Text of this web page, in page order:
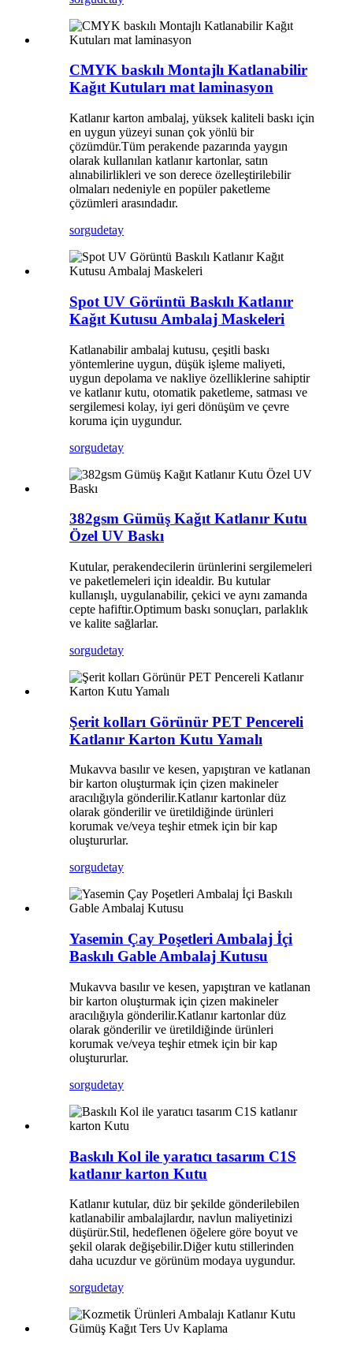
CMYK baskılı Montajlı Katlanabilir
Kağıt Kutuları mat laminasyon
Katlanır karton ambalaj, yüksek kaliteli baskı için
en uygun yüzeyi sunan çok yönlü bir
çözümdür.Tüm perakende pazarında yaygın
olarak kullanılan katlanır kartonlar, satın
alınabilirlikleri ve son derece özelleştirilebilir
olmaları nedeniyle en popüler paketleme
çözümleri arasındadır.
sorgudetay
Spot UV Görüntü Baskılı Katlanır
Kağıt Kutusu Ambalaj Maskeleri
Katlanabilir ambalaj kutusu, çeşitli baskı
yöntemlerine uygun, düşük işleme maliyeti,
uygun depolama ve nakliye özelliklerine sahiptir
ve katlanır kutu, otomatik paketleme, satması ve
sergilemesi kolay, iyi geri dönüşüm ve çevre
koruma için uygundur.
sorgudetay
382gsm Gümüş Kağıt Katlanır Kutu
Özel UV Baskı
Kutular, perakendecilerin ürünlerini sergilemeleri
ve paketlemeleri için idealdir. Bu kutular
kullanışlı, uygulanabilir, çekici ve aynı zamanda
cepte hafiftir.Optimum baskı sonuçları, parlaklık
ve kalite sağlarlar.
sorgudetay
Şerit kolları Görünür PET Pencereli
Katlanır Karton Kutu Yamalı
Mukavva basılır ve kesen, yapıştıran ve katlanan
bir karton oluşturmak için çizen makineler
aracılığıyla gönderilir.Katlanır kartonlar düz
olarak gönderilir ve üretildiğinde ürünleri
korumak ve/veya teşhir etmek için bir kap
oluştururlar.
sorgudetay
Yasemin Çay Poşetleri Ambalaj İçi
Baskılı Gable Ambalaj Kutusu
Mukavva basılır ve kesen, yapıştıran ve katlanan
bir karton oluşturmak için çizen makineler
aracılığıyla gönderilir.Katlanır kartonlar düz
olarak gönderilir ve üretildiğinde ürünleri
korumak ve/veya teşhir etmek için bir kap
oluştururlar.
sorgudetay
Baskılı Kol ile yaratıcı tasarım C1S
katlanır karton Kutu
Katlanır kutular, düz bir şekilde gönderilebilen
katlanabilir ambalajlardır, navlun maliyetinizi
düşürür.Stil, hedeflenen öğelere göre boyut ve
şekil olarak değişebilir.Diğer kutu stillerinden
daha ucuzdur ve görünüm modaya uygundur.
sorgudetay